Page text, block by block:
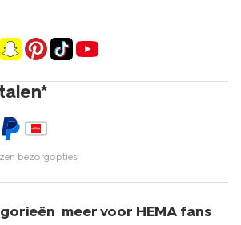
bezorgopties
meer voor HEMA fans